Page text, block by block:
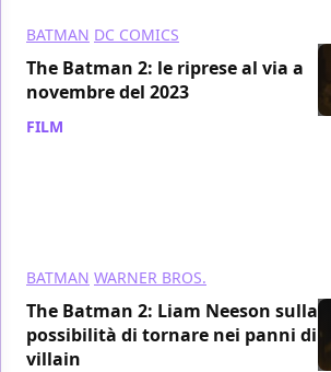
BATMAN DC COMICS
The Batman 2: le riprese al via a
novembre del 2023
FILM
BATMAN WARNER BROS.
The Batman 2: Liam Neeson sulla
possibilità di tornare nei panni di
villain